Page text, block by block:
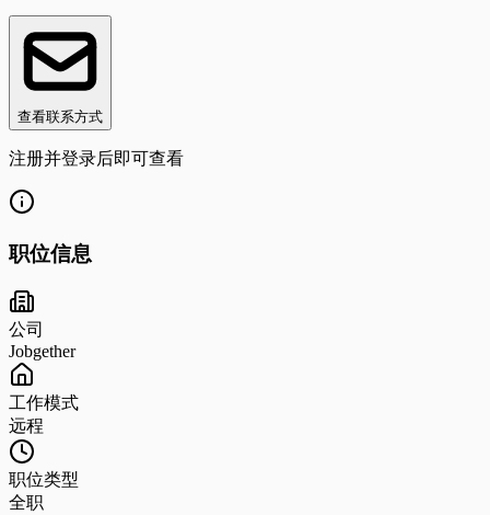
查看联系方式
注册并登录后即可查看
职位信息
公司
Jobgether
工作模式
远程
职位类型
全职